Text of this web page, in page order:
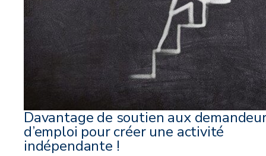
Davantage de soutien aux
d’emploi pour créer une activité
indépendante !